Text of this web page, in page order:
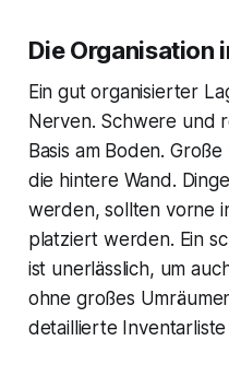
Die Organisation
Ein gut organisierter
Nerven. Schwere und
Basis am Boden.
die hintere Wand.
werden, sollten vorne
platziert werden. Ein
ist unerlässlich, um
ohne großes
detaillierte